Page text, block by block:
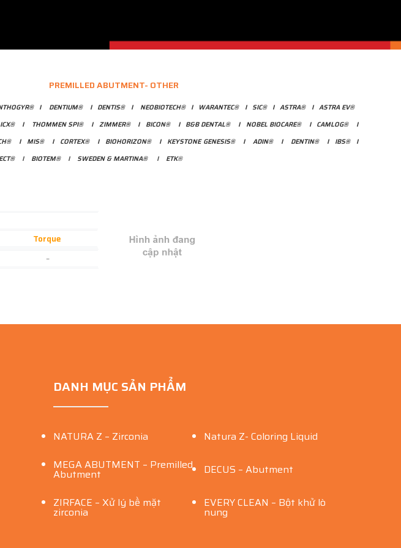
PREMILLED ABUTMENT- OTHER
I DENTIUM®I DENTIS®I NEOBIOTECH®I WARANTEC®I SIC® IASTRA®I ASTRA EV®
ICX®I THOMMEN SPI®I ZIMMER®I BICON®I B&B DENTAL®I NOBEL BIOCARE® I CAMLOG®I
I MIS®I CORTEX®I BIOHORIZON®I KEYSTONE GENESIS®I ADIN®I DENTIN® I IBS® I
I BIOTEM®I SWEDEN & MARTINA® I ETK®
Torque
–
DANH MỤC SẢN PHẨM
NATURA Z – Zirconia
Natura Z- Coloring Liquid
MEGA ABUTMENT – Premilled
Abutment DECUS – Abutment
ZIRFACE – Xử lý bề mặt
zirconia
EVERY CLEAN – Bột khử lò
nung